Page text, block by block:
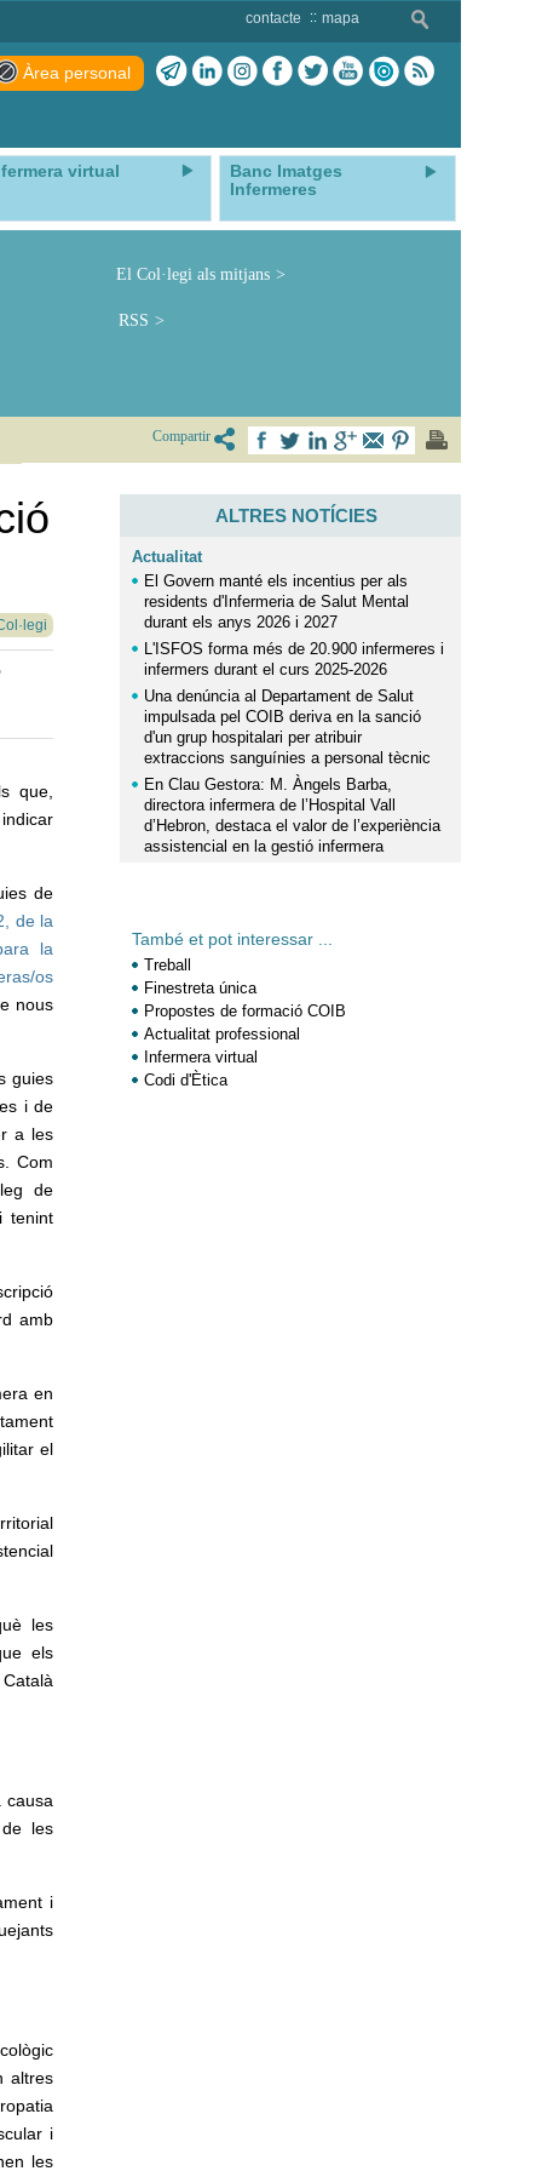
contacte mapa
Àrea personal
virtual
Banc Imatges
Infermeres
El Col·legi als mitjans
RSS
Compartir
que,
de
de la
la
os
nous
guies
i de
a les
Com
de
tenint
amb
en
el
les
els
causa
les
i
altres
i
les
ALTRES NOTÍCIES
Actualitat
El Govern manté els incentius per als
residents d'Infermeria de Salut Mental
durant els anys 2026 i 2027
L'ISFOS forma més de 20.900 infermeres i
infermers durant el curs 2025-2026
Una denúncia al Departament de Salut
impulsada pel COIB deriva en la sanció
d'un grup hospitalari per atribuir
extraccions sanguínies a personal tècnic
En Clau Gestora: M. Àngels Barba,
directora infermera de l’Hospital Vall
d’Hebron, destaca el valor de l’experiència
assistencial en la gestió infermera
També et pot interessar ...
Treball
Finestreta única
Propostes de formació COIB
Actualitat professional
Infermera virtual
Codi d'Ètica